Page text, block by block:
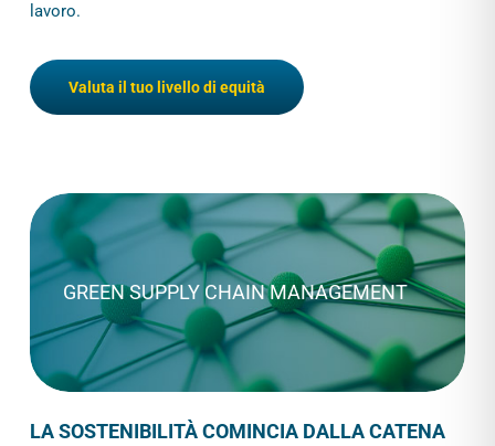
lavoro.
Valuta il tuo livello di equità
GREEN SUPPLY CHAIN MANAGEMENT
LA SOSTENIBILITÀ COMINCIA DALLA CATENA